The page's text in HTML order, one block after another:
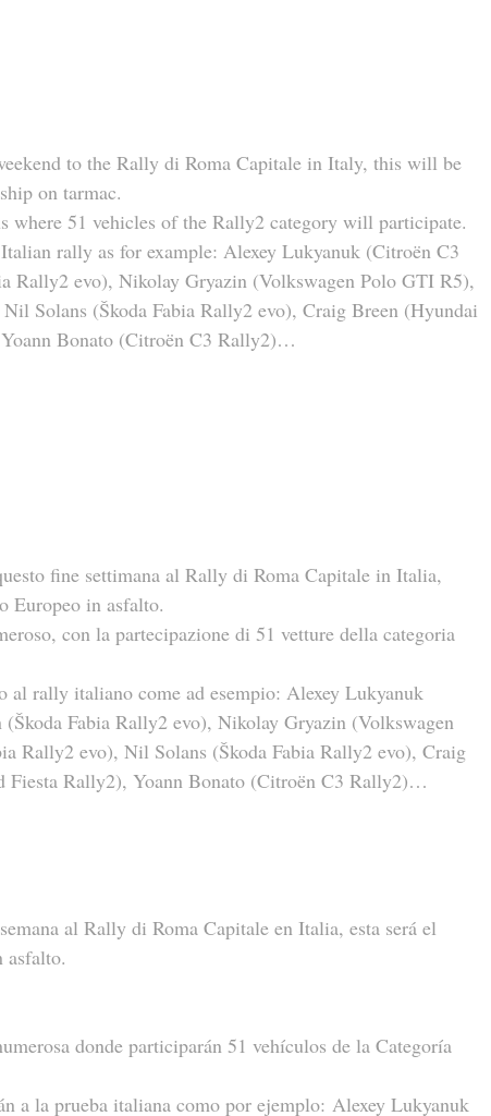
to the Rally di Roma Capitale in Italy, this will be
on tarmac.
where 51 vehicles of the Rally2 category will participate.
rally as for example: Alexey Lukyanuk (Citroën C3
Rally2 evo), Nikolay Gryazin (Volkswagen Polo GTI R5),
Solans (Škoda Fabia Rally2 evo), Craig Breen (Hyundai
Bonato (Citroën C3 Rally2)…
fine settimana al Rally di Roma Capitale in Italia,
Europeo in asfalto.
con la partecipazione di 51 vetture della categoria
rally italiano come ad esempio: Alexey Lukyanuk
Fabia Rally2 evo), Nikolay Gryazin (Volkswagen
Rally2 evo), Nil Solans (Škoda Fabia Rally2 evo), Craig
Rally2), Yoann Bonato (Citroën C3 Rally2)…
al Rally di Roma Capitale en Italia, esta será el
asfalto.
donde participarán 51 vehículos de la Categoría
a la prueba italiana como por ejemplo: Alexey Lukyanuk